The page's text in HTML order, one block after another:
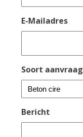
E-Mailadres
Soort aanvraag
Bericht